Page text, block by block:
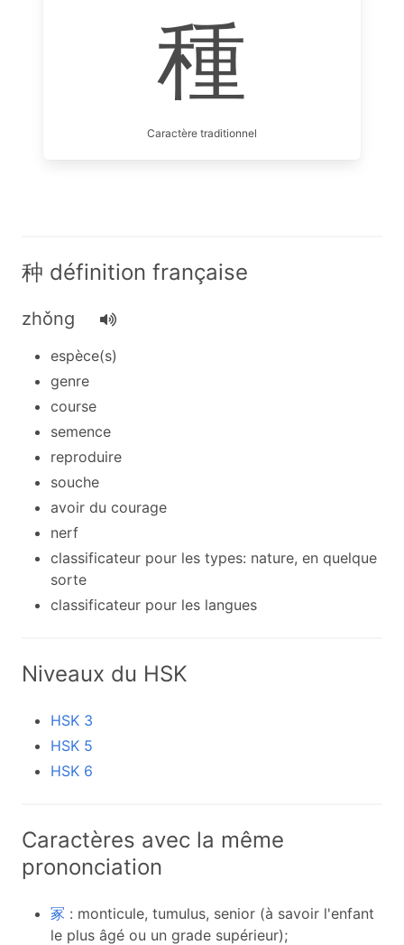
種
Caractère traditionnel
种 définition française
zhǒng
espèce(s)
genre
course
semence
reproduire
souche
avoir du courage
nerf
classificateur pour les types: nature, en quelque
sorte
classificateur pour les langues
Niveaux du HSK
HSK 3
HSK 5
HSK 6
Caractères avec la même
prononciation
冢 : monticule, tumulus, senior (à savoir l'enfant
le plus âgé ou un grade supérieur);